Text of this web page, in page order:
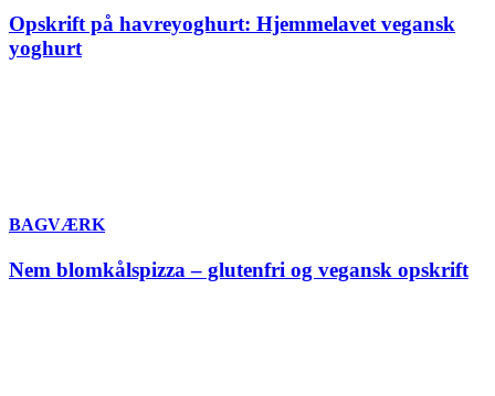
Opskrift på havreyoghurt: Hjemmelavet vegansk
yoghurt
BAGVÆRK
Nem blomkålspizza – glutenfri og vegansk opskrift